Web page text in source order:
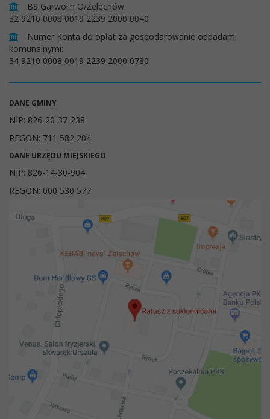
BS Garwolin O/Żelechów
32 9210 0008 0019 2239 2000 0040
Numer Konta do opłat za gospodarowanie odpadami
komunalnymi:
34 9210 0008 0019 2239 2000 0780
DANE GMINY
NIP: 826-20-37-238
REGON: 711 582 204
DANE URZĘDU MIEJSKIEGO
NIP: 826-14-30-904
REGON: 000 530 577